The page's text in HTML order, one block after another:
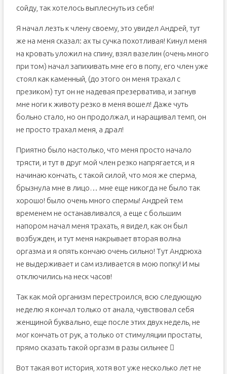
сойду, так хотелось выплеснуть из себя!
Я начал лезть к члену своему, это увидел Андрей, тут
же на меня сказал: ах ты сучка похотливая! Кинул меня
на кровать уложил на спину, взял вазелин (очень много
при том) начал запихивать мне его в попу, его член уже
стоял как каменный, (до этого он меня трахал с
презиком) тут он не надевая презерватива, и загнув
мне ноги к животу резко в меня вошел! Даже чуть
больно стало, но он продолжал, и наращивал темп, он
не просто трахал меня, а драл!
Приятно было настолько, что меня просто начало
трясти, и тут в друг мой член резко напрягается, и я
начинаю кончать, с такой силой, что моя же сперма,
брызнула мне в лицо… мне еще никогда не было так
хорошо! было очень много спермы! Андрей тем
временем не останавливался, а еще с большим
напором начал меня трахать, я видел, как он был
возбужден, и тут меня накрывает вторая волна
оргазма и я опять кончаю очень сильно! Тут Андрюха
не выдерживает и сам изливается в мою попку! И мы
отключились на неск часов!
Так как мой организм перестроился, всю следующую
неделю я кончал только от анала, чувствовал себя
женщиной буквально, еще после этих двух недель, не
мог кончать от рук, а только от стимуляции простаты,
прямо сказать такой оргазм в разы сильнее 
Вот такая вот история, хотя вот уже несколько лет не